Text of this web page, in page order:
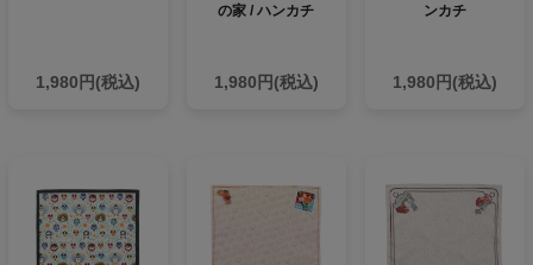
1,980円(税込)
の家 / ハンカチ
1,980円(税込)
ンカチ
1,980円(税込)